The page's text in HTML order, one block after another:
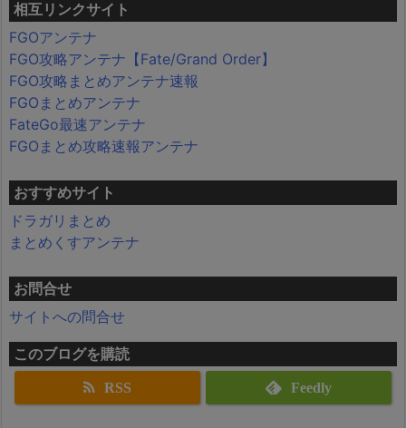
相互リンクサイト
FGOアンテナ
FGO攻略アンテナ【Fate/Grand Order】
FGO攻略まとめアンテナ速報
FGOまとめアンテナ
FateGo最速アンテナ
FGOまとめ攻略速報アンテナ
おすすめサイト
ドラガリまとめ
まとめくすアンテナ
お問合せ
サイトへの問合せ
このブログを購読
RSS Feedly